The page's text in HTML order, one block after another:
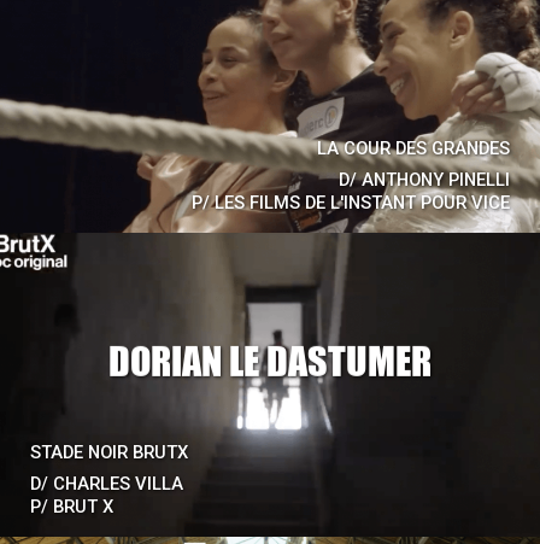
DORIAN LE DASTUMER
LA COUR DES GRANDES
D/ANTHONY PINELLI
P/LES FILMS DE L'INSTANT POUR VICE
STADE NOIR BRUTX
D/ CHARLES VILLA
P/ BRUT X